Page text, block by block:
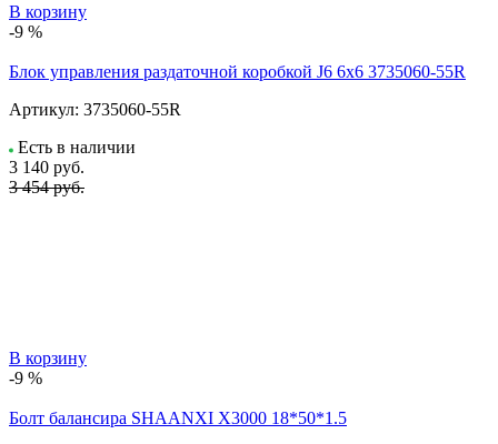
В корзину
-9 %
Блок управления раздаточной коробкой J6 6x6 3735060-55R
Артикул: 3735060-55R
Есть в наличии
3 140 руб.
3 454 руб.
В корзину
-9 %
Болт балансира SHAANXI Х3000 18*50*1.5